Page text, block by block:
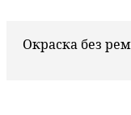
Окраска без